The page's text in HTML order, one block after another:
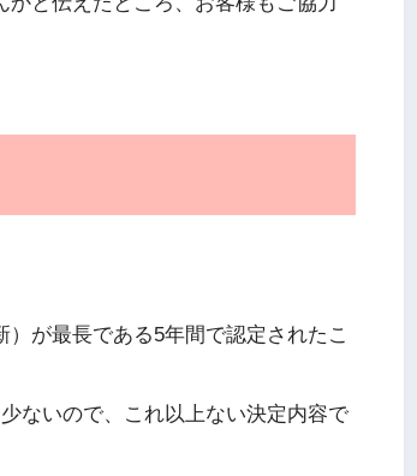
が最長である5年間で認定されたこ
ないので、これ以上ない決定内容で